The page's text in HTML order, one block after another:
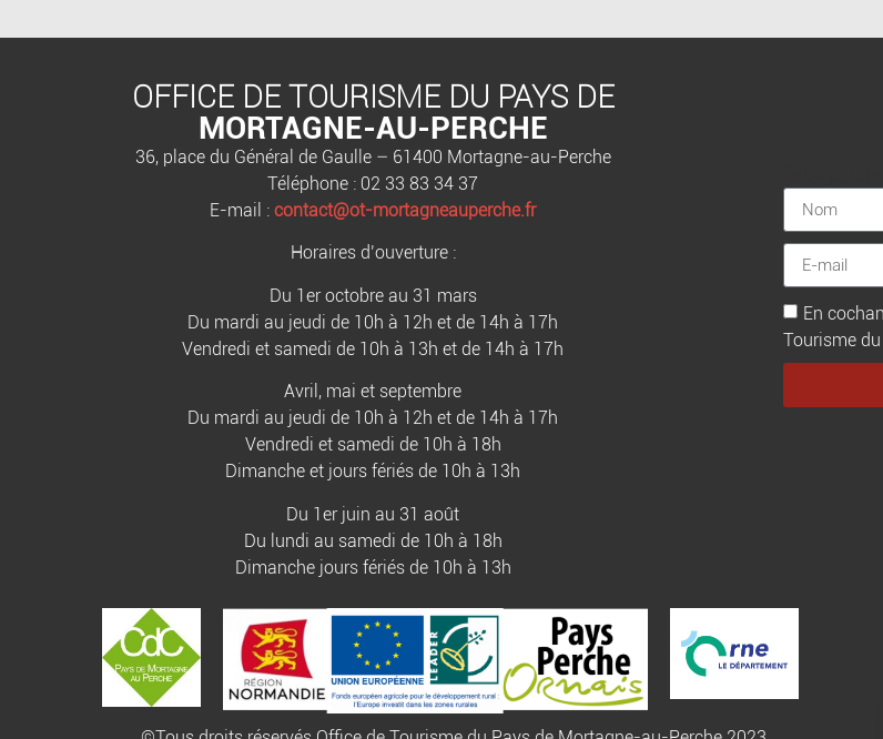
OFFICE DE TOURISME DU PAYS DE
MORTAGNE-AU-PERCHE
36, place du Général de Gaulle – 61400 Mortagne-au-Perche
Téléphone : 02 33 83 34 37
E-mail : contact@ot-mortagneauperche.fr
Horaires d’ouverture :
Du 1er octobre au 31 mars
Du mardi au jeudi de 10h à 12h et de 14h à 17h
Vendredi et samedi de 10h à 13h et de 14h à 17h
Avril, mai et septembre
Du mardi au jeudi de 10h à 12h et de 14h à 17h
Vendredi et samedi de 10h à 18h
Dimanche et jours fériés de 10h à 13h
Du 1er juin au 31 août
Du lundi au samedi de 10h à 18h
Dimanche jours fériés de 10h à 13h
En
Tourisme